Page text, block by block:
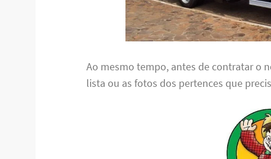
Ao mesmo tempo, antes de contratar o
lista ou as fotos dos pertences que